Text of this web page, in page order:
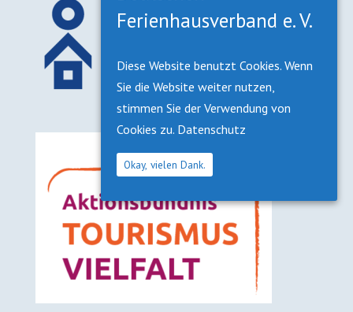
Ferienhausverband e. V.
Diese Website benutzt Cookies. Wenn
Sie die Website weiter nutzen,
stimmen Sie der Verwendung von
Cookies zu. Datenschutz
Okay, vielen Dank.